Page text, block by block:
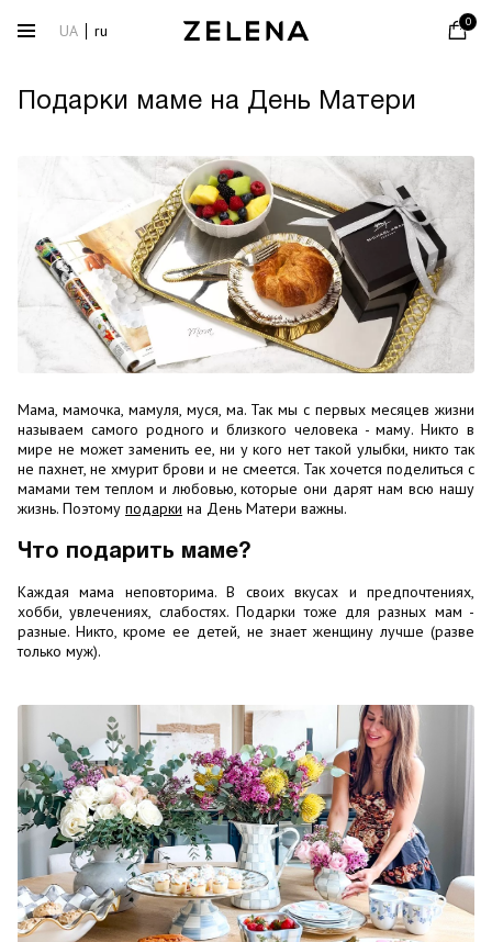
UA ru 0
Подарки маме на День Матери
Мама, мамочка, мамуля, муся, ма. Так мы с первых месяцев жизни
называем самого родного и близкого человека - маму. Никто в
мире не может заменить ее, ни у кого нет такой улыбки, никто так
не пахнет, не хмурит брови и не смеется. Так хочется поделиться с
мамами тем теплом и любовью, которые они дарят нам всю нашу
жизнь. Поэтому подарки на День Матери важны.
Что подарить маме?
Каждая мама неповторима. В своих вкусах и предпочтениях,
хобби, увлечениях, слабостях. Подарки тоже для разных мам -
разные. Никто, кроме ее детей, не знает женщину лучше (разве
только муж).